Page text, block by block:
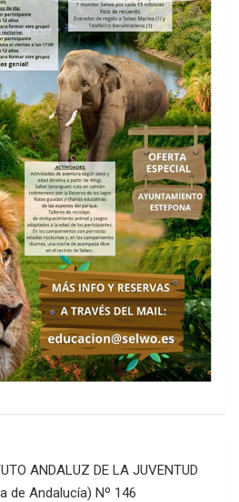
ANDALUZ DE LA JUVENTUD
de Andalucía) Nº 146